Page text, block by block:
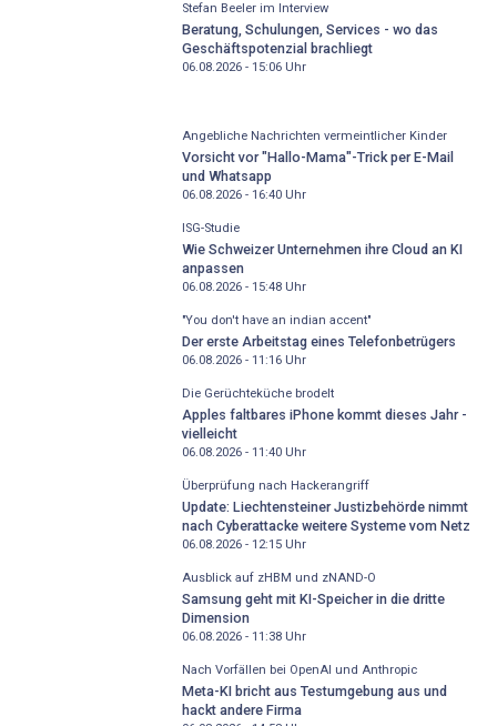
Stefan Beeler im Interview
Beratung, Schulungen, Services - wo das
Geschäftspotenzial brachliegt
06.08.2026 - 15:06Uhr
Angebliche Nachrichten vermeintlicher Kinder
Vorsicht vor "Hallo-Mama"-Trick per E-Mail
und Whatsapp
06.08.2026 - 16:40Uhr
ISG-Studie
Wie Schweizer Unternehmen ihre Cloud an KI
anpassen
06.08.2026 - 15:48Uhr
"You don't have an indian accent"
Der erste Arbeitstag eines Telefonbetrügers
06.08.2026 - 11:16Uhr
Die Gerüchteküche brodelt
Apples faltbares iPhone kommt dieses Jahr -
vielleicht
06.08.2026 - 11:40Uhr
Überprüfung nach Hackerangriff
Update: Liechtensteiner Justizbehörde nimmt
nach Cyberattacke weitere Systeme vom Netz
06.08.2026 - 12:15Uhr
Ausblick auf zHBM und zNAND-O
Samsung geht mit KI-Speicher in die dritte
Dimension
06.08.2026 - 11:38Uhr
Nach Vorfällen bei OpenAI und Anthropic
Meta-KI bricht aus Testumgebung aus und
hackt andere Firma